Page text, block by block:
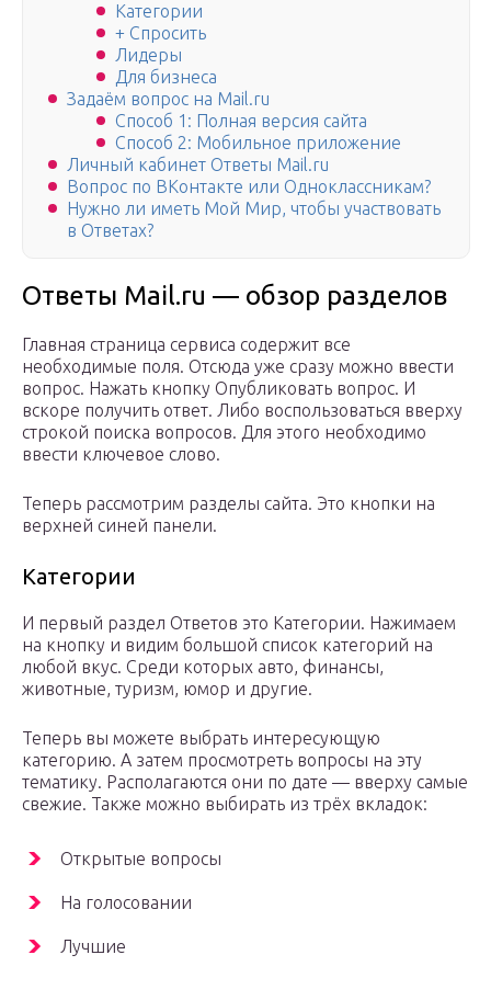
Категории
+ Спросить
Лидеры
Для бизнеса
Задаём вопрос на Mail.ru
Способ 1: Полная версия сайта
Способ 2: Мобильное приложение
Личный кабинет Ответы Mail.ru
Вопрос по ВКонтакте или Одноклассникам?
Нужно ли иметь Мой Мир, чтобы участвовать
в Ответах?
Ответы Mail.ru — обзор разделов
Главная страница сервиса содержит все
необходимые поля. Отсюда уже сразу можно ввести
вопрос. Нажать кнопку Опубликовать вопрос. И
вскоре получить ответ. Либо воспользоваться вверху
строкой поиска вопросов. Для этого необходимо
ввести ключевое слово.
Теперь рассмотрим разделы сайта. Это кнопки на
верхней синей панели.
Категории
И первый раздел Ответов это Категории. Нажимаем
на кнопку и видим большой список категорий на
любой вкус. Среди которых авто, финансы,
животные, туризм, юмор и другие.
Теперь вы можете выбрать интересующую
категорию. А затем просмотреть вопросы на эту
тематику. Располагаются они по дате — вверху самые
свежие. Также можно выбирать из трёх вкладок:
Открытые вопросы
На голосовании
Лучшие